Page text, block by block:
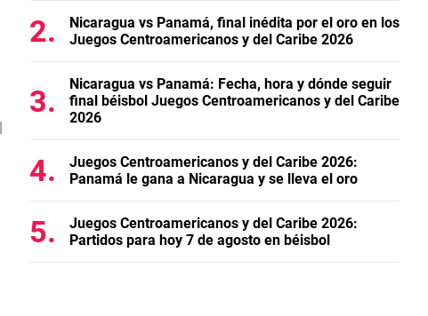
Nicaragua vs Panamá, final inédita por el oro en los
Juegos Centroamericanos y del Caribe 2026
Nicaragua vs Panamá: Fecha, hora y dónde seguir
final béisbol Juegos Centroamericanos y del Caribe
2026
Juegos Centroamericanos y del Caribe 2026:
Panamá le gana a Nicaragua y se lleva el oro
Juegos Centroamericanos y del Caribe 2026:
Partidos para hoy 7 de agosto en béisbol